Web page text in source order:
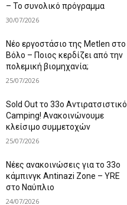
– Το συνολικό πρόγραμμα
30/07/2026
Νέο εργοστάσιο της Metlen στο
Βόλο – Ποιος κερδίζει από την
πολεμική βιομηχανία;
25/07/2026
Sold Out το 33ο Αντιρατσιστικό
Camping! Ανακοινώνουμε
κλείσιμο συμμετοχών
25/07/2026
Νέες ανακοινώσεις για το 33ο
κάμπινγκ Antinazi Zone – YRE
στο Ναύπλιο
24/07/2026